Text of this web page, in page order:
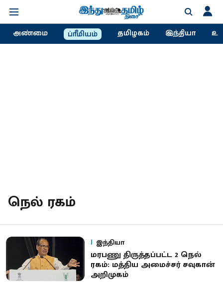
அண்மை ப்ரீமியம் தமிழகம் இந்தியா
நெல் ரகம்
இந்தியா
மரபணு திருத்தப்பட்ட 2 நெல்
ரகம்: மத்திய அமைச்சர் சவுகான்
அறிமுகம்